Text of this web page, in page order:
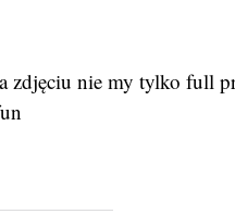
zdjęciu nie my tylko full